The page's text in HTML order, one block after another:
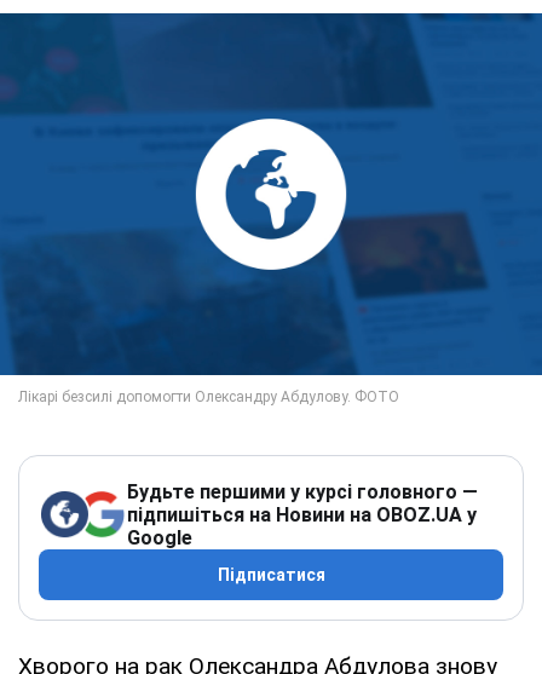
Будьте першими у курсі головного —
підпишіться на Новини на OBOZ.UA у
Google
Підписатися
Хворого на рак Олександра Абдулова знову